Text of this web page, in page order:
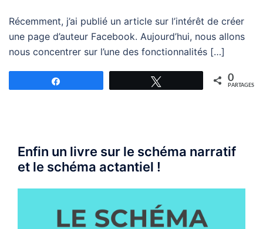
Récemment, j’ai publié un article sur l’intérêt de créer
une page d’auteur Facebook. Aujourd’hui, nous allons
nous concentrer sur l’une des fonctionnalités […]
0
PARTAGES
Enfin un livre sur le schéma narratif
et le schéma actantiel !